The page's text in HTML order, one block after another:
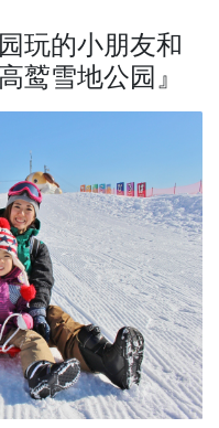
玩的小朋友和
鹫雪地公园』